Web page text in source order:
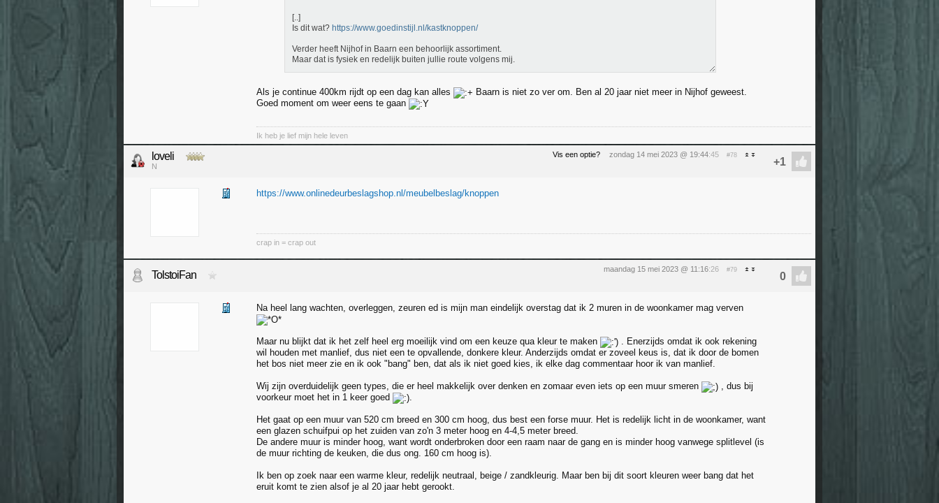
[..]
Is dit wat? https://www.goedinstijl.nl/kastknoppen/
Verder heeft Nijhof in Baarn een behoorlijk assortiment.
Maar dat is fysiek en redelijk buiten jullie route volgens mij.
Als je continue 400km rijdt op een dag kan alles
Baarn is niet zo ver om. Ben al 20 jaar niet meer in Nijhof geweest.
Goed moment om weer eens te gaan
Ik heb je lief mijn hele leven
Vis een optie? zondag 14 mei 2023 @ 19:44:45 #78
loveli
N
https://www.onlinedeurbeslagshop.nl/meubelbeslag/knoppen
crap in = crap out
maandag 15 mei 2023 @ 11:16:26 #79
TolstoiFan
Na heel lang wachten, overleggen, zeuren ed is mijn man eindelijk overstag dat ik 2 muren in de woonkamer mag verven
Maar nu blijkt dat ik het zelf heel erg moeilijk vind om een keuze qua kleur te maken
. Enerzijds omdat ik ook rekening
wil houden met manlief, dus niet een te opvallende, donkere kleur. Anderzijds omdat er zoveel keus is, dat ik door de bomen
het bos niet meer zie en ik ook "bang" ben, dat als ik niet goed kies, ik elke dag commentaar hoor ik van manlief.
Wij zijn overduidelijk geen types, die er heel makkelijk over denken en zomaar even iets op een muur smeren
, dus bij
voorkeur moet het in 1 keer goed
.
Het gaat op een muur van 520 cm breed en 300 cm hoog, dus best een forse muur. Het is redelijk licht in de woonkamer, want
een glazen schuifpui op het zuiden van zo'n 3 meter hoog en 4-4,5 meter breed.
De andere muur is minder hoog, want wordt onderbroken door een raam naar de gang en is minder hoog vanwege splitlevel (is
de muur richting de keuken, die dus ong. 160 cm hoog is).
Ik ben op zoek naar een warme kleur, redelijk neutraal, beige / zandkleurig. Maar ben bij dit soort kleuren weer bang dat het
eruit komt te zien alsof je al 20 jaar hebt gerookt.